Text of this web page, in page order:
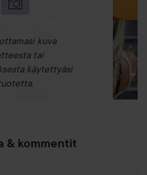
kuva
tai
käytettyäsi
& kommentit